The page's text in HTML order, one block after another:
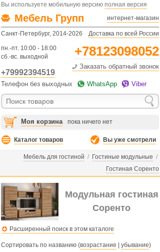
Вы используете мобильную версию полная версия
Мебель Групп интернет-магазин
Санкт-Петербург, 2014-2026 Доставка по всей России
пн.-пт. 10:00 - 18:00
сб.-вс. выходной
+78123098052
+79992394519
Заказать обратный звонок
Телефон без выходных WhatsApp Viber
Моя корзина пока ничего нет
Каталог товаров Вы уже смотрели
Мебель для гостиной / Гостиные модульные /
Гостиная Соренто
Модульная гостиная
Соренто
Расширенный поиск в этом каталоге
Сортировать по названию (возрастание убывание)